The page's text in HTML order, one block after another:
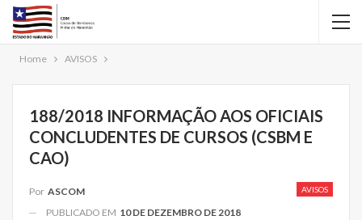
Home AVISOS
188/2018 INFORMAÇÃO AOS OFICIAIS
CONCLUDENTES DE CURSOS (CSBM E
CAO)
AVISOS
Por ASCOM
PUBLICADO EM 10 DE DEZEMBRO DE 2018